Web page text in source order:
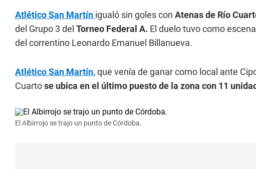
Atlético San Martín igualó sin goles con Atenas de Río
del Grupo 3 del Torneo Federal A. El duelo tuvo como
del correntino Leonardo Emanuel Billanueva.
Atlético San Martín,que venía de ganar como local ante
Cuartose ubica en el último puesto de la zona con 11
El Albirrojo se trajo un punto de Córdoba.